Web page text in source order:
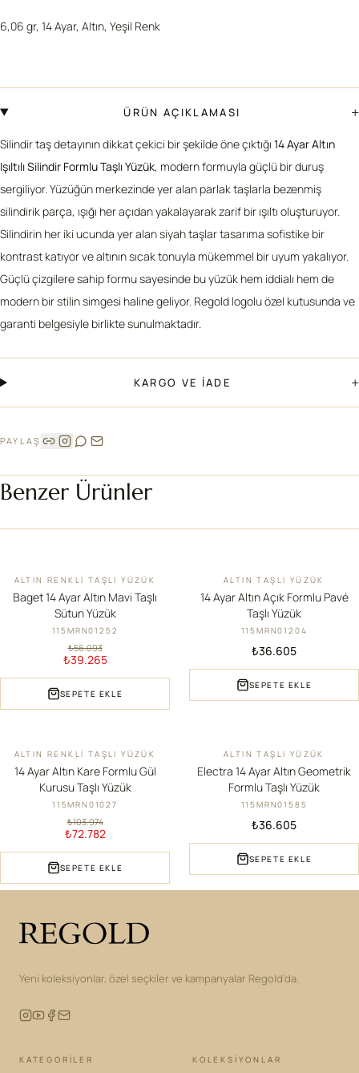
6,06 gr, 14 Ayar, Altın, Yeşil Renk
ÜRÜN AÇIKLAMASI +
Silindir taş detayının dikkat çekici bir şekilde öne çıktığı 14 Ayar Altın
Işıltılı Silindir Formlu Taşlı Yüzük, modern formuyla güçlü bir duruş
sergiliyor. Yüzüğün merkezinde yer alan parlak taşlarla bezenmiş
silindirik parça, ışığı her açıdan yakalayarak zarif bir ışıltı oluşturuyor.
Silindirin her iki ucunda yer alan siyah taşlar tasarıma sofistike bir
kontrast katıyor ve altının sıcak tonuyla mükemmel bir uyum yakalıyor.
Güçlü çizgilere sahip formu sayesinde bu yüzük hem iddialı hem de
modern bir stilin simgesi haline geliyor. Regold logolu özel kutusunda ve
garanti belgesiyle birlikte sunulmaktadır.
KARGO VE İADE +
PAYLAŞ
Benzer Ürünler
İNDIRIM
ALTIN RENKLI TAŞLI YÜZÜK
Baget 14 Ayar Altın Mavi Taşlı
Sütun Yüzük
115MRN01252
₺56.093
₺39.265
SEPETE EKLE
ALTIN TAŞLI YÜZÜK
14 Ayar Altın Açık Formlu Pavé
Taşlı Yüzük
115MRN01204
₺36.605
SEPETE EKLE
İNDIRIM
ALTIN RENKLI TAŞLI YÜZÜK
14 Ayar Altın Kare Formlu Gül
Kurusu Taşlı Yüzük
115MRN01027
₺103.974
₺72.782
SEPETE EKLE
ALTIN TAŞLI YÜZÜK
Electra 14 Ayar Altın Geometrik
Formlu Taşlı Yüzük
115MRN01585
₺36.605
SEPETE EKLE
Yeni koleksiyonlar, özel seçkiler ve kampanyalar Regold'da.
KATEGORILER KOLEKSIYONLAR